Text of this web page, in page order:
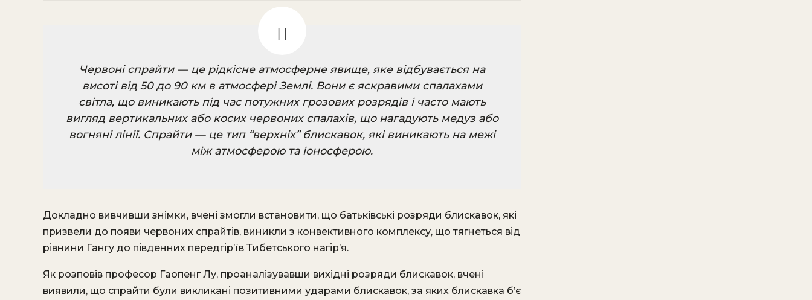
Червоні спрайти — це рідкісне атмосферне явище, яке відбувається на
висоті від 50 до 90 км в атмосфері Землі. Вони є яскравими спалахами
світла, що виникають під час потужних грозових розрядів і часто мають
вигляд вертикальних або косих червоних спалахів, що нагадують медуз або
вогняні лінії. Спрайти — це тип “верхніх” блискавок, які виникають на межі
між атмосферою та іоносферою.
Докладно вивчивши знімки, вчені змогли встановити, що батьківські розряди блискавок, які
призвели до появи червоних спрайтів, виникли з конвективного комплексу, що тягнеться від
рівнини Гангу до південних передгір’їв Тибетського нагір’я.
Як розповів професор Гаопенг Лу, проаналізувавши вихідні розряди блискавок, вчені
виявили, що спрайти були викликані позитивними ударами блискавок, за яких блискавка б’є